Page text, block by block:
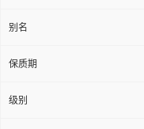
别名
保质期
级别